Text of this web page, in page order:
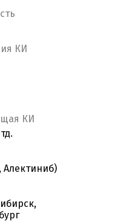
КИ
КИ
Алектиниб)